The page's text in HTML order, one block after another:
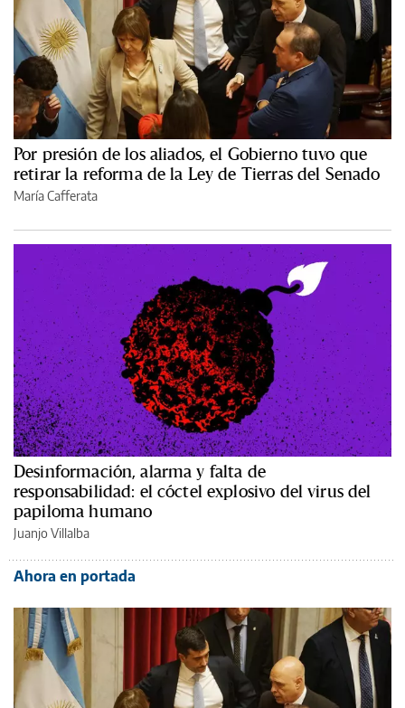
Por presión de los aliados, el Gobierno tuvo que
retirar la reforma de la Ley de Tierras del Senado
María Cafferata
Desinformación, alarma y falta de
responsabilidad: el cóctel explosivo del virus del
papiloma humano
Juanjo Villalba
Ahora en portada